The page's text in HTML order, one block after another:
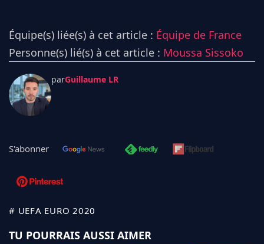
Équipe(s) liée(s) à cet article : Équipe de France
Personne(s) lié(s) à cet article : Moussa Sissoko
parGuillaume LR
S'abonner
# UEFA EURO 2020
TU POURRAIS AUSSI AIMER